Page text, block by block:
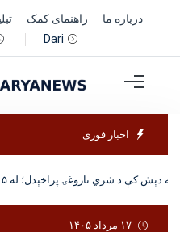
درباره ما راهنمای کمک
Dari
اخبار فوری
کې د شري ناروغۍ پراخېدل؛ له ۱۱۵ زرو ډېر کسان روغتونونو ته تللي
۱۷ مرداد ۱۴۰۵